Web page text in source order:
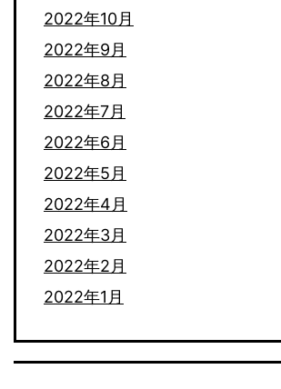
2022年10月
2022年9月
2022年8月
2022年7月
2022年6月
2022年5月
2022年4月
2022年3月
2022年2月
2022年1月